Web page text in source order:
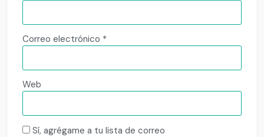
Correo electrónico *
Web
Sí, agrégame a tu lista de correo